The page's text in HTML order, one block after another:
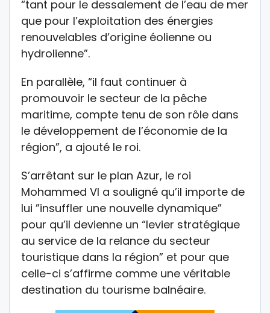
“tant pour le dessalement de l’eau de mer
que pour l’exploitation des énergies
renouvelables d’origine éolienne ou
hydrolienne”.
En parallèle, “il faut continuer à
promouvoir le secteur de la pêche
maritime, compte tenu de son rôle dans
le développement de l’économie de la
région”, a ajouté le roi.
S’arrêtant sur le plan Azur, le roi
Mohammed VI a souligné qu’il importe de
lui ”insuffler une nouvelle dynamique”
pour qu’il devienne un “levier stratégique
au service de la relance du secteur
touristique dans la région” et pour que
celle-ci s’affirme comme une véritable
destination du tourisme balnéaire.